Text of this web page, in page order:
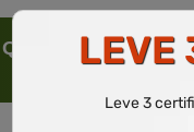
QUEM SOLICITOU
LEVE
Leve 3